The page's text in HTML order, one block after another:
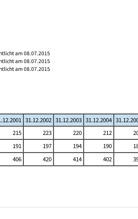
am 08.07.2015
am 08.07.2015
am 08.07.2015
31.12.2002 31.12.2003 31.12.2004
215 223 220 212
191 197 194 190
406 420 414 402